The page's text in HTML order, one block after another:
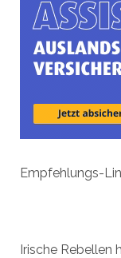
Empfehlungs-
Irische Rebellen